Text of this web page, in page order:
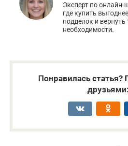
Эксперт по онлайн-
где купить
подделок и вернуть
необходимости.
Понравилась статья?
друзьями: